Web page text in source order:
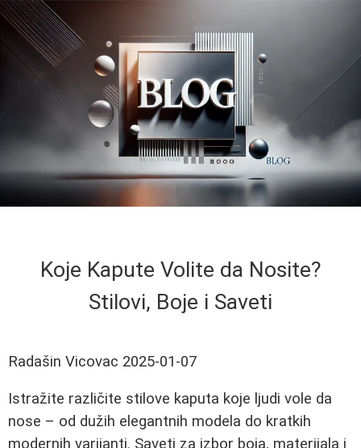
Koje Kapute Volite da Nosite?
Stilovi, Boje i Saveti
Radašin Vicovac 2025-01-07
Istražite različite stilove kaputa koje ljudi vole da
nose – od dužih elegantnih modela do kratkih
modernih varijanti. Saveti za izbor boja, materijala i